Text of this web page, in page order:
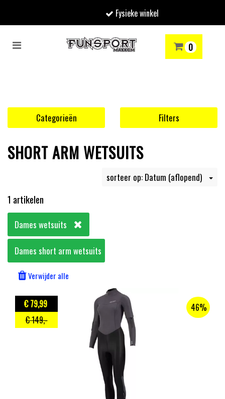
Fysieke winkel
Toggle
0
Uw winkelwagen is leeg.
SKIËN WINTERSPORTSHOP
Categorieën Filters
SHORT ARM WETSUITS
sorteer op: Datum (aflopend)
1 artikelen
Dames wetsuits
Dames short arm wetsuits
Verwijder alle
€ 79,99
€ 149,-
46%